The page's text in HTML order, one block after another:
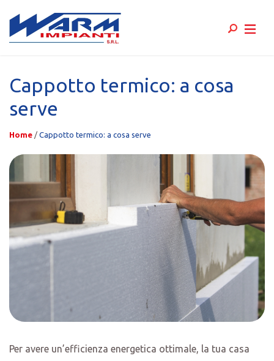
content
Cappotto termico: a cosa
serve
Home / Cappotto termico: a cosa serve
Per avere un’efficienza energetica ottimale, la tua casa